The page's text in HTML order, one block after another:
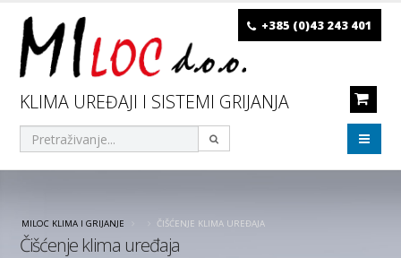
KLIMA UREĐAJI I SISTEMI GRIJANJA
+385 (0)43 243 401
MILOC KLIMA I GRIJANJE ČIŠĆENJE KLIMA UREĐAJA
Čišćenje klima uređaja